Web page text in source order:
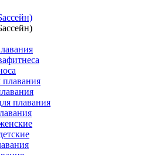
плавания